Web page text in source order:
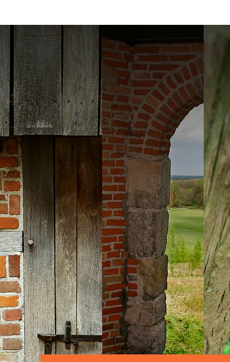
Erve Middelkamp
Info over dit eeuwenoude erf
De
Hier lees je alles over